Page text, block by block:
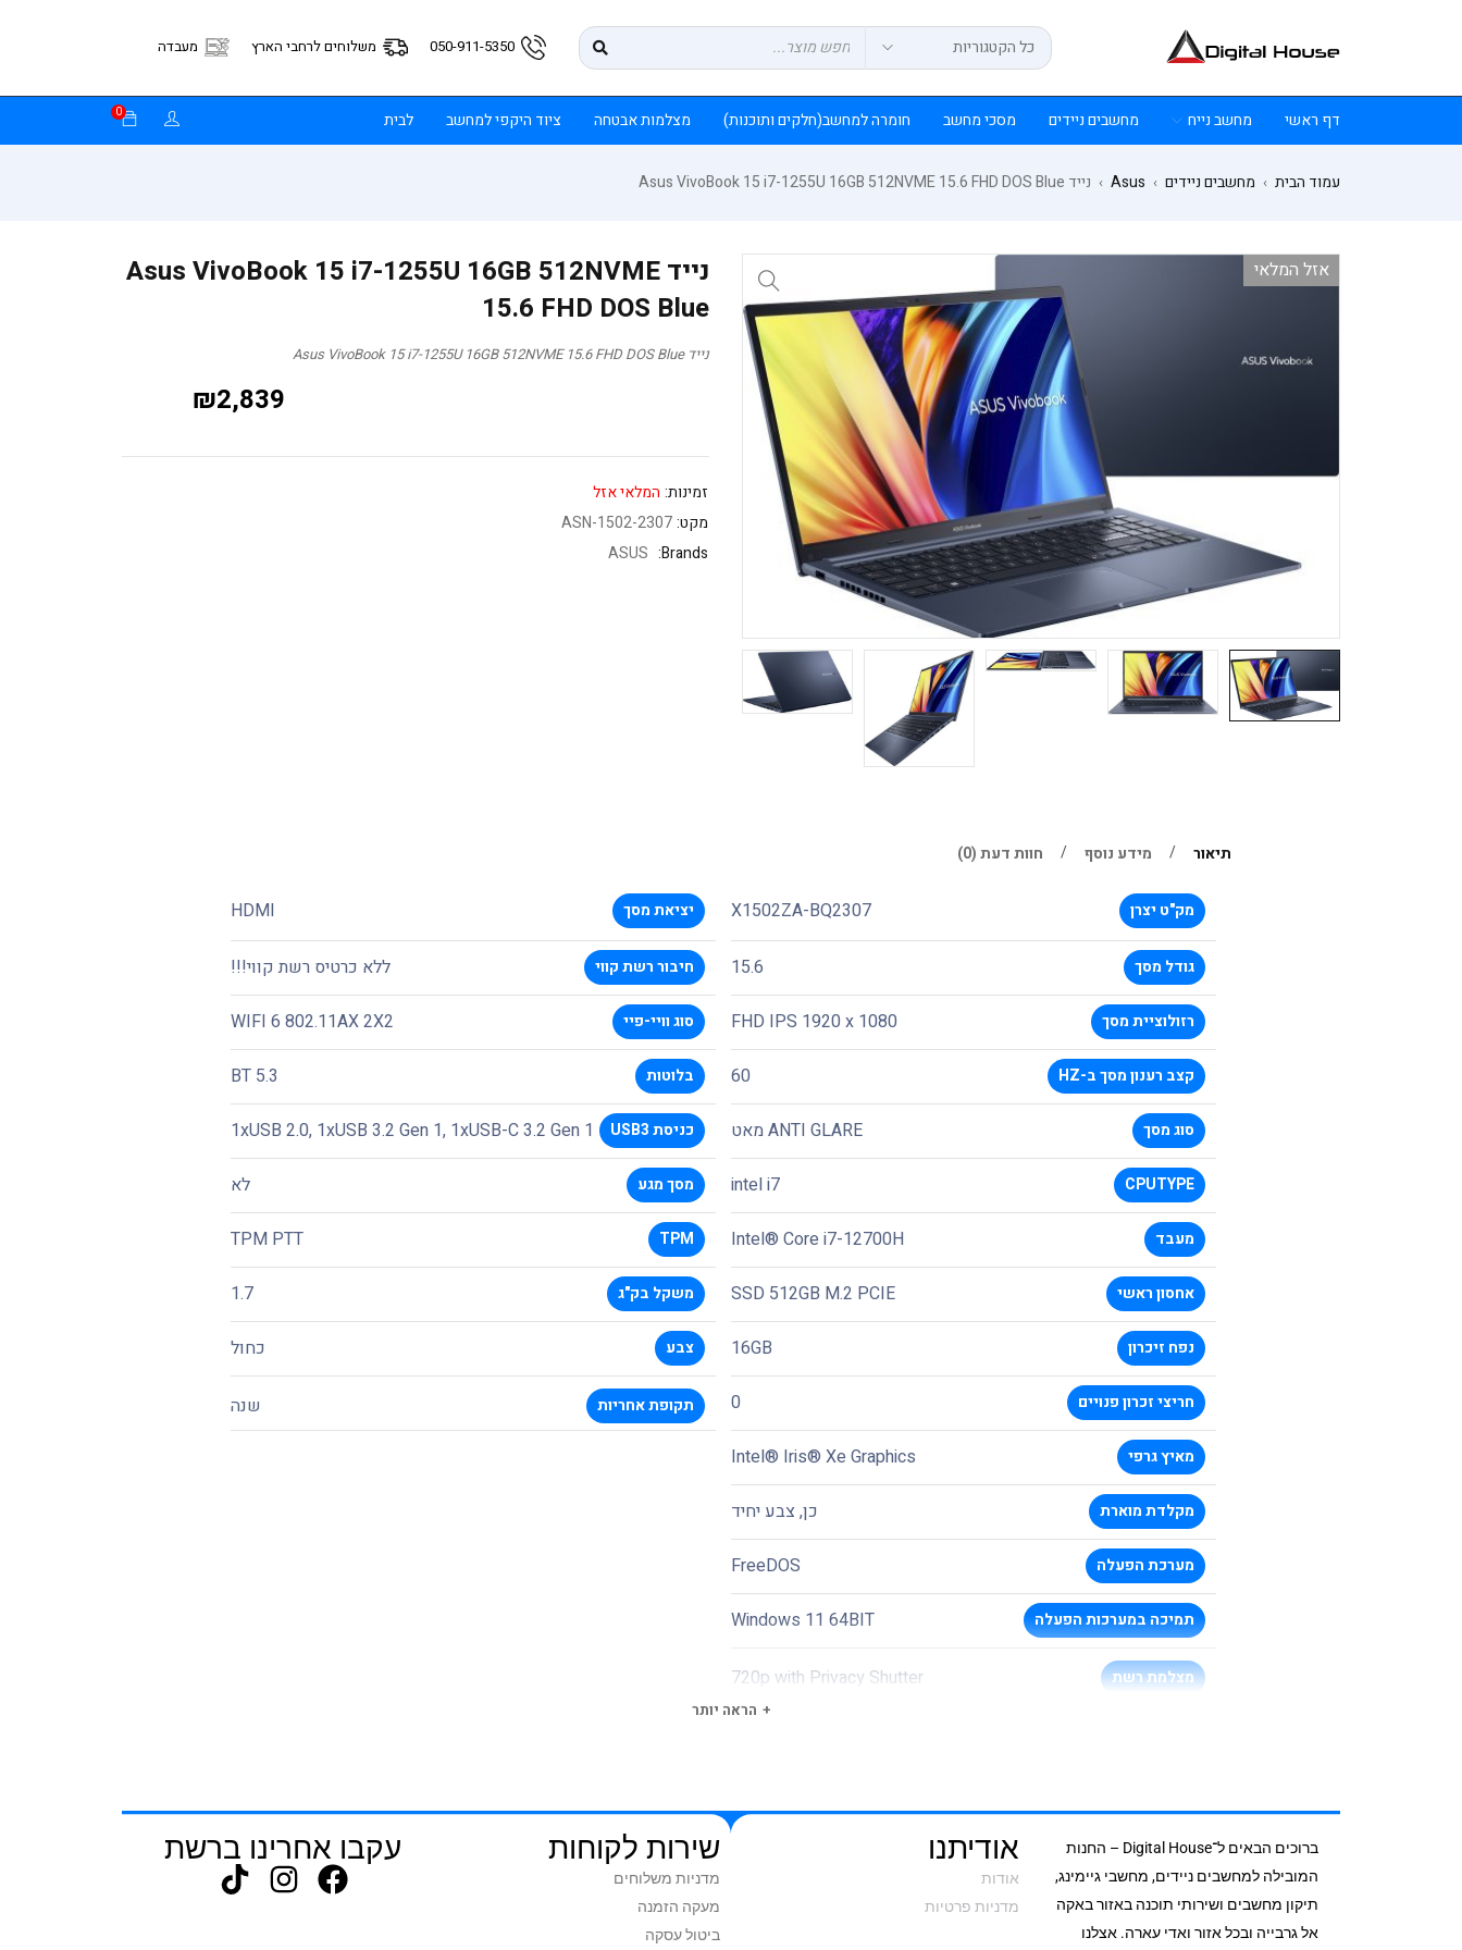
050-911-5350 משלוחים לרחבי הארץ מעבדה
דף ראשי מחשב נייח מחשבים ניידים מסכי מחשב חומרה למחשב(חלקים ותוכנות) מצלמות אבטחה ציוד היקפי למחשב לבית 0
עמוד הבית › מחשבים ניידים ›
Asus
› נייד Asus VivoBook 15 i7-1255U 16GB 512NVME 15.6 FHD DOS Blue
אזל המלאי
נייד Asus VivoBook 15 i7-1255U 16GB 512NVME
15.6 FHD DOS Blue
נייד Asus VivoBook 15 i7-1255U 16GB 512NVME 15.6 FHD DOS Blue
₪2,839
זמינות: המלאי אזל
מקט:ASN-1502-2307
Brands:
ASUS
תיאור מידע נוסף חוות דעת (0)
מק"ט יצרן X1502ZA-BQ2307
גודל מסך 15.6
רזולוציית מסך FHD IPS 1920 x 1080
קצב רענון מסך ב-HZ 60
סוג מסך ANTI GLARE מאט
CPUTYPE
intel i7
מעבד Intel® Core i7-12700H
אחסון ראשי SSD 512GB M.2 PCIE
נפח זיכרון 16GB
חריצי זכרון פנויים 0
מאיץ גרפי Intel® Iris® Xe Graphics
מקלדת מוארת כן, צבע יחיד
מערכת הפעלה FreeDOS
תמיכה במערכות הפעלה Windows 11 64BIT
מצלמת רשת 720p with Privacy Shutter
יציאת מסך HDMI
חיבור רשת קווי ללא כרטיס רשת קווי!!!
סוג וויי-פיי WIFI 6 802.11AX 2X2
בלוטות BT 5.3
כניסת USB3 1xUSB 2.0, 1xUSB 3.2 Gen 1, 1xUSB-C 3.2 Gen 1
מסך מגע לא
TPM
TPM PTT
משקל בק"ג 1.7
צבע כחול
תקופת אחריות שנה
הראה יותר
ברוכים הבאים ל־Digital House – החנות
המובילה למחשבים ניידים, מחשבי גיימינג,
תיקון מחשבים ושירותי תוכנה באזור באקה
אל גרבייה ובכל אזור ואדי עארה. אצלנו
אודיתנו
אודות
מדניות פרטיות
שירות לקוחות
מדניות משלוחים
מעקה הזמנה
ביטול עסקה
עקבו אחרינו ברשת